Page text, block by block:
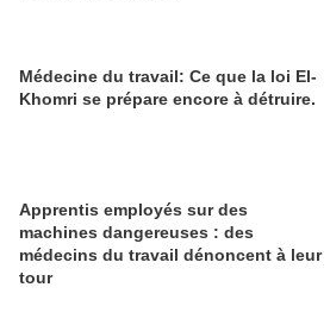
Médecine du travail: Ce que la loi El-
Khomri se prépare encore à détruire.
Apprentis employés sur des
machines dangereuses : des
médecins du travail dénoncent à leur
tour